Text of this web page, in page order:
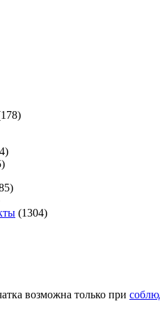
178)
)
)
)
(1304)
возможна только при